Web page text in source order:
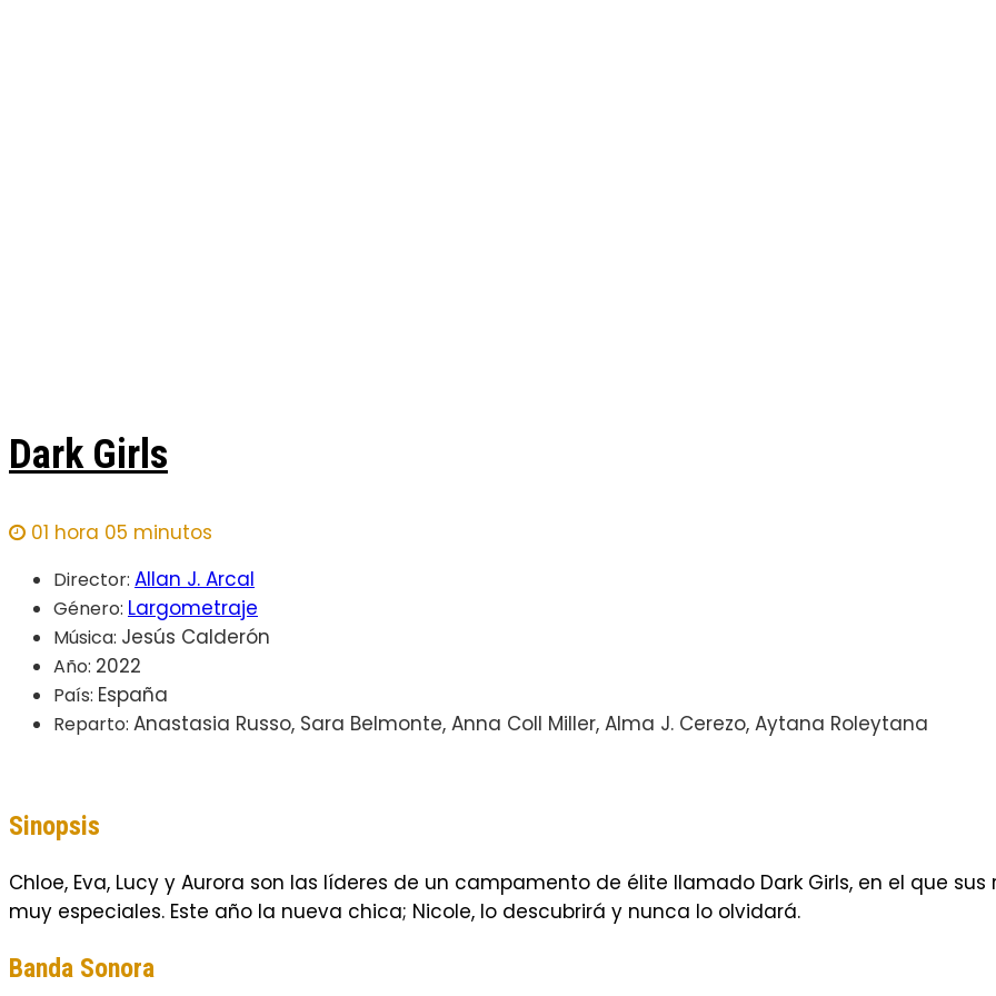
Dark Girls
01 hora 05 minutos
Director: Allan J. Arcal
Género: Largometraje
Música: Jesús Calderón
Año: 2022
País: España
Reparto: Anastasia Russo, Sara Belmonte, Anna Coll Miller, Alma J. Cerezo, Aytana Roleytana
Sinopsis
Chloe, Eva, Lucy y Aurora son las líderes de un campamento de élite llamado Dark Girls, en el que
muy especiales. Este año la nueva chica; Nicole, lo descubrirá y nunca lo olvidará.
Banda Sonora